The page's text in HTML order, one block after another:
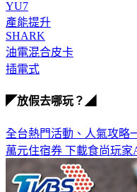
小米汽車
YU7
產能提升
SHARK
油電混合皮卡
全台熱門活動、人氣攻略
萬元住宿券下載食尚玩家